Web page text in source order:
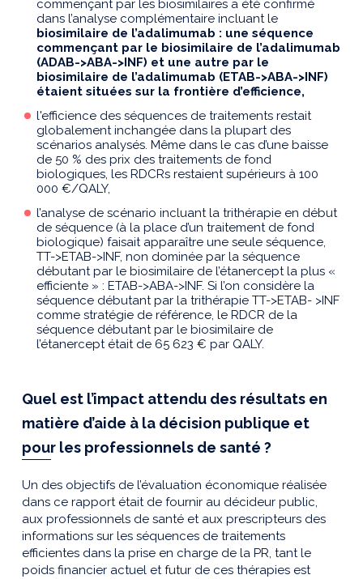
commençant par les biosimilaires a été confirmé
dans l’analyse complémentaire incluant le
biosimilaire de l’adalimumab : une séquence
commençant par le biosimilaire de l’adalimumab
(ADAB->ABA->INF) et une autre par le
biosimilaire de l’adalimumab (ETAB->ABA->INF)
étaient situées sur la frontière d’efficience,
l'efficience des séquences de traitements restait
globalement inchangée dans la plupart des
scénarios analysés. Même dans le cas d’une baisse
de 50 % des prix des traitements de fond
biologiques, les RDCRs restaient supérieurs à 100
000 €/QALY,
l’analyse de scénario incluant la trithérapie en début
de séquence (à la place d’un traitement de fond
biologique) faisait apparaître une seule séquence,
TT->ETAB->INF, non dominée par la séquence
débutant par le biosimilaire de l’étanercept la plus «
efficiente » : ETAB->ABA->INF. Si l’on considère la
séquence débutant par la trithérapie TT->ETAB- >INF
comme stratégie de référence, le RDCR de la
séquence débutant par le biosimilaire de
l’étanercept était de 65 623 € par QALY.
Quel est l’impact attendu des résultats en
matière d’aide à la décision publique et
pour les professionnels de santé ?
Un des objectifs de l’évaluation économique réalisée
dans ce rapport était de fournir au décideur public,
aux professionnels de santé et aux prescripteurs des
informations sur les séquences de traitements
efficientes dans la prise en charge de la PR, tant le
poids financier actuel et futur de ces thérapies est